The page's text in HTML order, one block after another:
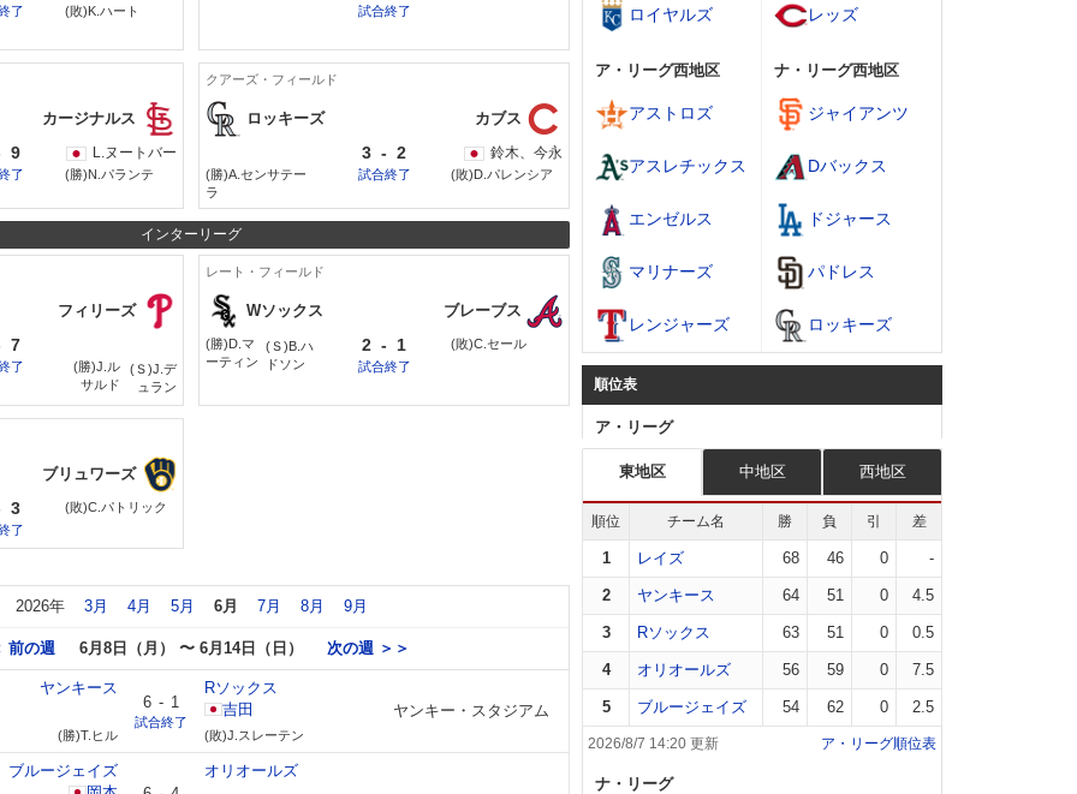
了 (敗)K.ハート 試合終了
カージナルス
9
了
L.ヌートバー
(勝)N.パランテ
クアーズ・フィールド
ロッキーズ カブス
3 - 2
試合終了
鈴木、今永
(勝)A.センサテー
ラ
(敗)D.パレンシア
インターリーグ
フィリーズ
7
了
(勝)J.ル
サルド
(Ｓ)J.デ
ュラン
レート・フィールド
Wソックス ブレーブス
2 - 1
試合終了
(勝)D.マ
ーティン
(Ｓ)B.ハ
ドソン
(敗)C.セール
ブリュワーズ
3
了
(敗)C.パトリック
2026年 3月 4月 5月 6月 7月 8月 9月
前の週 6月8日（月） 〜 6月14日（日） 次の週 ＞＞
ヤンキース
(勝)T.ヒル
6 - 1
試合終了
Rソックス
吉田
(敗)J.スレーテン
ヤンキー・スタジアム
ブルージェイズ
オリオールズ
ロイヤルズ
ア・リーグ西地区
アストロズ
アスレチックス
エンゼルス
マリナーズ
レンジャーズ
レッズ
ナ・リーグ西地区
ジャイアンツ
Dバックス
ドジャース
パドレス
ロッキーズ
順位表
ア・リーグ
東地区 中地区 西地区
順位 チーム名 勝 負 引 差
1 レイズ 68 46 0 -
2 ヤンキース 64 51 0 4.5
3 Rソックス 63 51 0 0.5
4 オリオールズ 56 59 0 7.5
5 ブルージェイズ 54 62 0 2.5
2026/8/7 14:20 更新 ア・リーグ順位表
ナ・リーグ